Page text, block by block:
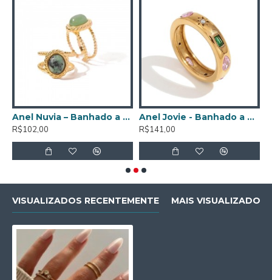
Anel Nuvia – Banhado a Ouro de 18K
R$102,00
Anel Jovie - Banhado a Ouro de 18K
R$141,00
VISUALIZADOS RECENTEMENTE MAIS VISUALIZADOS